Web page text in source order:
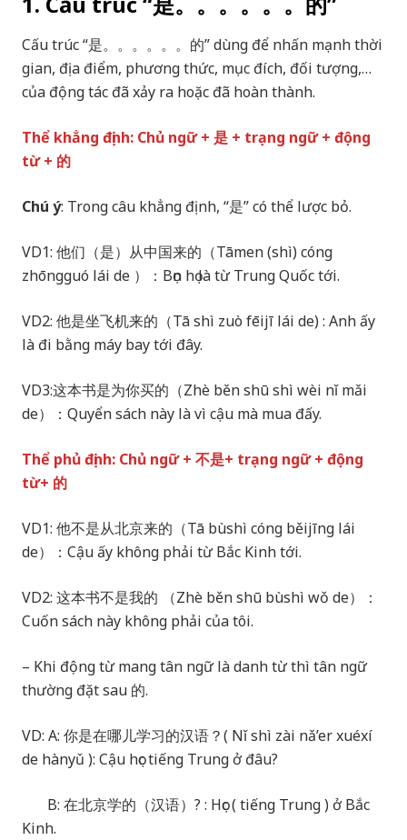
Cấu trúc “是。。。。。。的” dùng để nhấn mạnh thời
gian, địa điểm, phương thức, mục đích, đối tượng,…
của động tác đã xảy ra hoặc đã hoàn thành.
Thể khẳng định: Chủ ngữ + 是 + trạng ngữ + động
từ + 的
Chú ý: Trong câu khẳng định, “是” có thể lược bỏ.
VD1: 他们（是）从中国来的（Tāmen (shì) cóng
zhōngguó lái de ）：Bọn họ là từ Trung Quốc tới.
VD2: 他是坐飞机来的（Tā shì zuò fēijī lái de) : Anh ấy
là đi bằng máy bay tới đây.
VD3:这本书是为你买的（Zhè běn shū shì wèi nǐ mǎi
de）：Quyển sách này là vì cậu mà mua đấy.
Thể phủ định: Chủ ngữ + 不是+ trạng ngữ + động
từ+ 的
VD1: 他不是从北京来的（Tā bùshì cóng běijīng lái
de）：Cậu ấy không phải từ Bắc Kinh tới.
VD2: 这本书不是我的 （Zhè běn shū bùshì wǒ de）：
Cuốn sách này không phải của tôi.
– Khi động từ mang tân ngữ là danh từ thì tân ngữ
thường đặt sau 的.
VD: A: 你是在哪儿学习的汉语？( Nǐ shì zài nǎ’er xuéxí
de hànyǔ ): Cậu học tiếng Trung ở đâu?
B: 在北京学的（汉语）? : Học ( tiếng Trung ) ở Bắc
Kinh.